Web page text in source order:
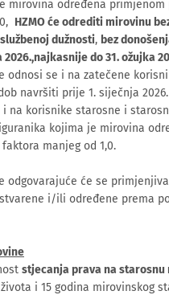
mirovina određena primjenom
HZMO će odrediti mirovinu
dužnosti, bez
do 31. ožujka
odnosi se i na zatečene
navršiti prije 1. siječnja 2026.
i na korisnike starosne i
kojima je mirovina
manjeg od 1,0.
odgovarajuće će se
i/ili određene prema
stjecanja prava na starosnu
i 15 godina mirovinskog